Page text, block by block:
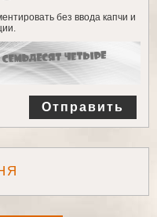
без ввода капчи и
Отправить